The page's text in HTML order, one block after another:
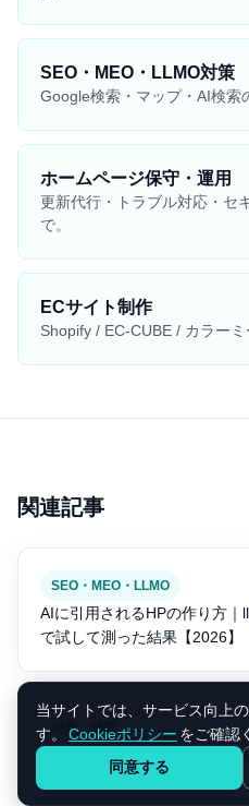
SEO・MEO・LLMO対策
Google検索・マップ・AI検索
ホームページ保守・運用
更新代行・トラブル対応・セ
で。
ECサイト制作
Shopify / EC-CUBE / カラーミ
関連記事
SEO・MEO・LLMO
AIに引用されるHPの作り方
で試して測った結果【2026】
起業・経営
創業融資はどこに相談する？
公的支援まとめ【2026】
当サイトでは、サービス向上
す。
Cookieポリシー をご確認
同意する